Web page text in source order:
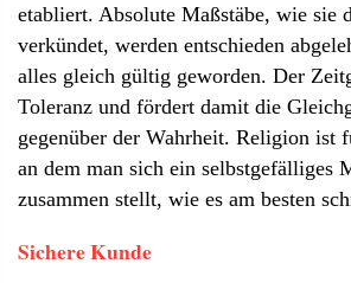
etabliert. Absolute Maßstäbe, wie sie
verkündet, werden entschieden
alles gleich gültig geworden. Der
Toleranz und fördert damit die
gegenüber der Wahrheit. Religion ist
an dem man sich ein selbstgefälliges
zusammen stellt, wie es am besten
Sichere Kunde